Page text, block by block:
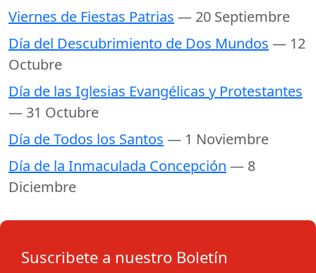
Viernes de Fiestas Patrias — 20 Septiembre
Día del Descubrimiento de Dos Mundos — 12
Octubre
Día de las Iglesias Evangélicas y Protestantes
— 31 Octubre
Día de Todos los Santos — 1 Noviembre
Día de la Inmaculada Concepción — 8
Diciembre
Suscribete a nuestro Boletín